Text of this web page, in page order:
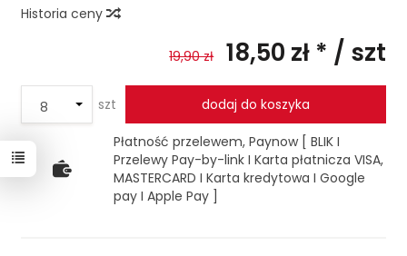
Historia ceny
19,90 zł 18,50 zł * / szt
szt dodaj do koszyka
Płatność przelewem, Paynow [ BLIK I
Przelewy Pay-by-link I Karta płatnicza VISA,
MASTERCARD I Karta kredytowa I Google
pay I Apple Pay ]